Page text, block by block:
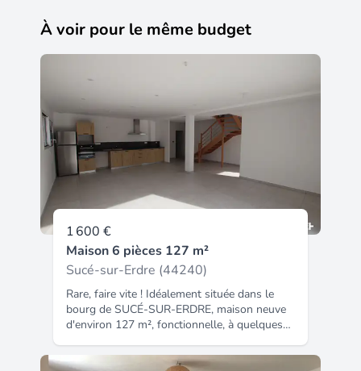
À voir pour le même budget
1 600 €
Maison 6 pièces 127 m²
Sucé-sur-Erdre (44240)
Rare, faire vite ! Idéalement située dans le
bourg de SUCÉ-SUR-ERDRE, maison neuve
d'environ 127 m², fonctionnelle, à quelques
être séduits par les volumes et la répartition